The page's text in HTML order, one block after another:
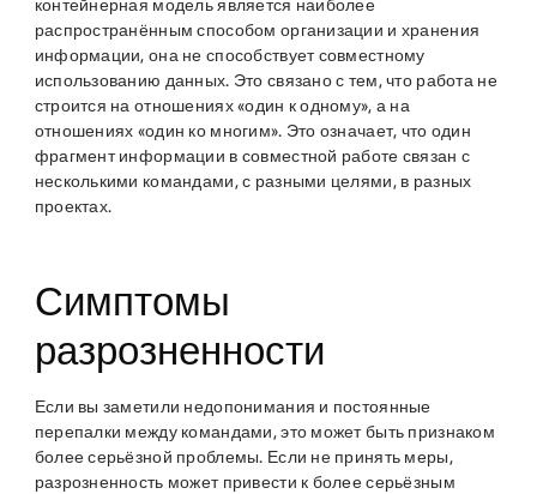
контейнерная модель является наиболее
распространённым способом организации и хранения
информации, она не способствует совместному
использованию данных. Это связано с тем, что работа не
строится на отношениях «один к одному», а на
отношениях «один ко многим». Это означает, что один
фрагмент информации в совместной работе связан с
несколькими командами, с разными целями, в разных
проектах.
Симптомы
разрозненности
Если вы заметили недопонимания и постоянные
перепалки между командами, это может быть признаком
более серьёзной проблемы. Если не принять меры,
разрозненность может привести к более серьёзным